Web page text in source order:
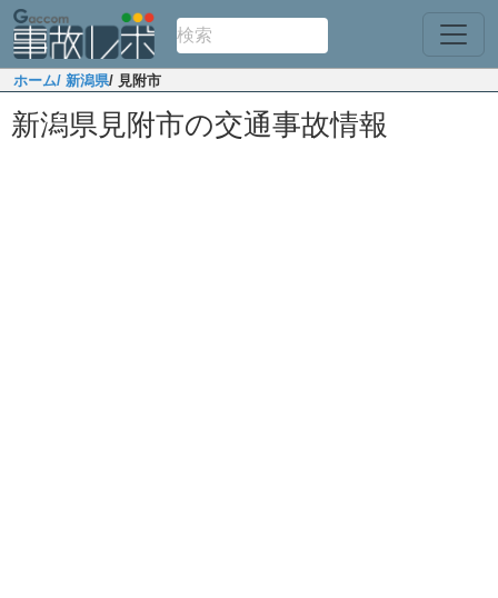
ホーム/ 新潟県/ 見附市
新潟県見附市の交通事故情報